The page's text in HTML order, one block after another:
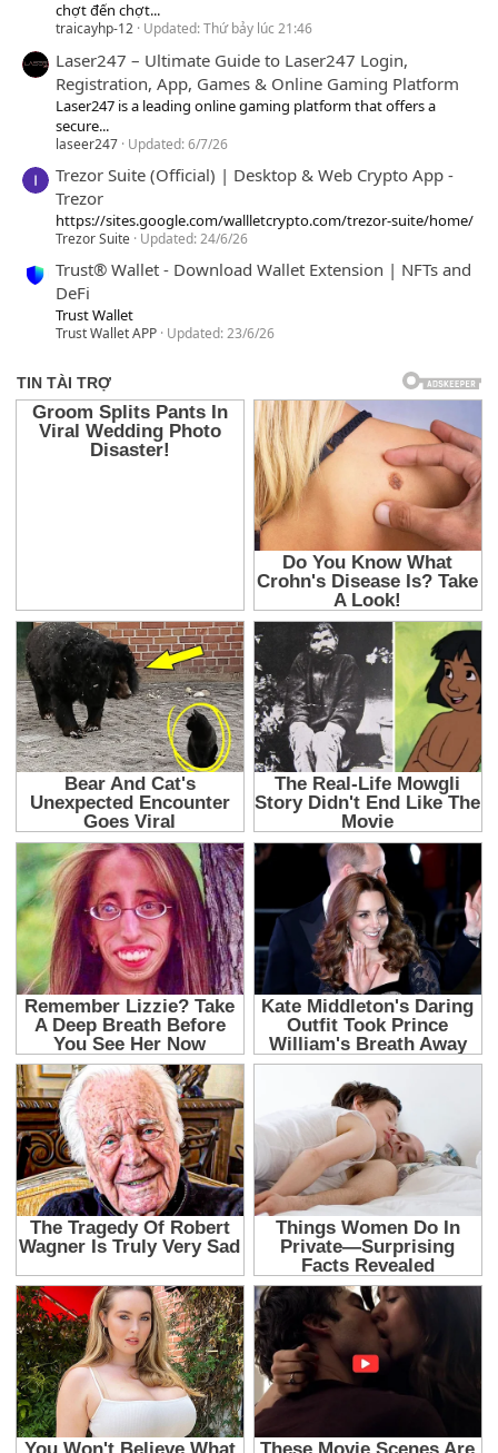
chợt đến chợt...
traicayhp-12 Updated:Thứ bảy lúc 21:46
Laser247 – Ultimate Guide to Laser247 Login,
Registration, App, Games & Online Gaming Platform
Laser247 is a leading online gaming platform that offers a
secure...
laseer247 Updated:6/7/26
Trezor Suite (Official) | Desktop & Web Crypto App -
Trezor
https://sites.google.com/wallletcrypto.com/trezor-suite/home/
Trezor Suite Updated:24/6/26
Trust® Wallet - Download Wallet Extension | NFTs and
DeFi
Trust Wallet
Trust Wallet APP Updated:23/6/26